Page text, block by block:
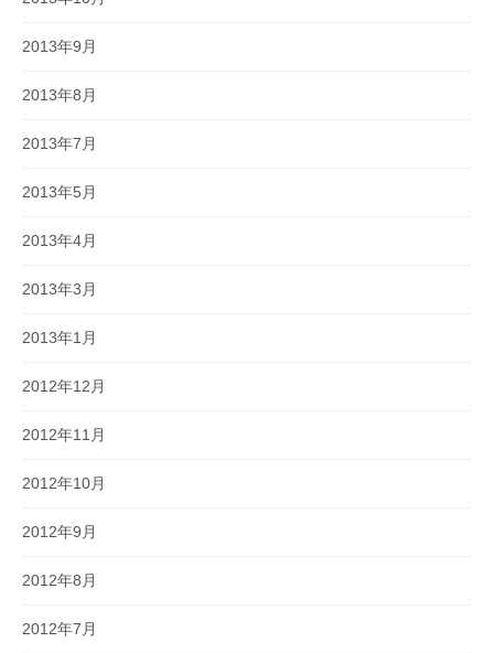
2013年9月
2013年8月
2013年7月
2013年5月
2013年4月
2013年3月
2013年1月
2012年12月
2012年11月
2012年10月
2012年9月
2012年8月
2012年7月